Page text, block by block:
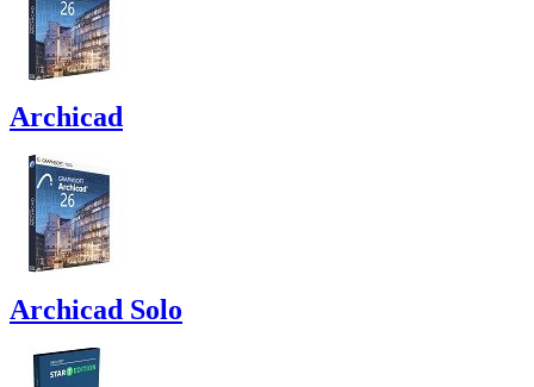
Archicad
Archicad Solo